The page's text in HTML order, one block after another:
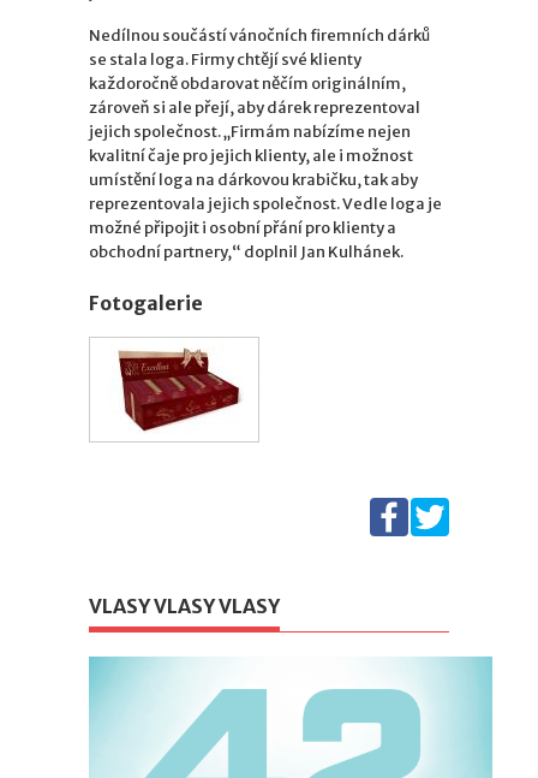
Nedílnou součástí vánočních firemních dárků
se stala loga. Firmy chtějí své klienty
každoročně obdarovat něčím originálním,
zároveň si ale přejí, aby dárek reprezentoval
jejich společnost. „Firmám nabízíme nejen
kvalitní čaje pro jejich klienty, ale i možnost
umístění loga na dárkovou krabičku, tak aby
reprezentovala jejich společnost. Vedle loga je
možné připojit i osobní přání pro klienty a
obchodní partnery,“ doplnil Jan Kulhánek.
Fotogalerie
VLASY VLASY VLASY